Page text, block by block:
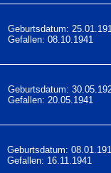
Geburtsdatum:
Gefallen: 08.10.1941
Geburtsdatum:
Gefallen: 20.05.1941
Geburtsdatum:
Gefallen: 16.11.1941